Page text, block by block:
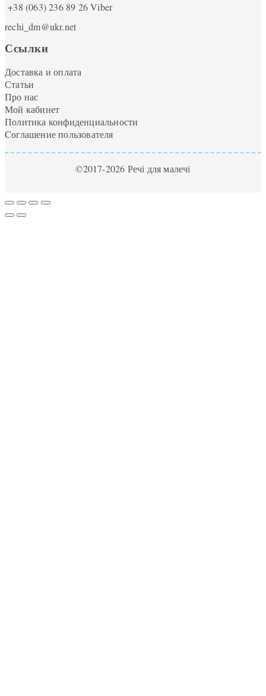
+38 (063) 236 89 26Viber
rechi_dm@ukr.net
Ссылки
Доставка и оплата
Статьи
Про нас
Мой кабинет
Политика конфиденциальности
Cоглашение пользователя
©2017-2026 Речі для малечі